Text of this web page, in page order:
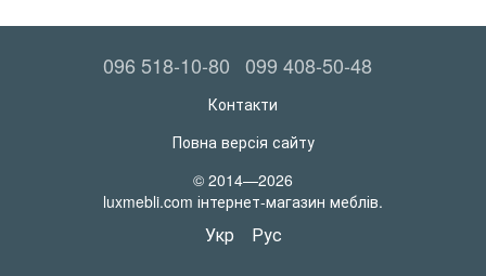
096 518-10-80 099 408-50-48
Контакти
Повна версія сайту
© 2014—2026
luxmebli.com інтернет-магазин меблів.
Укр Рус